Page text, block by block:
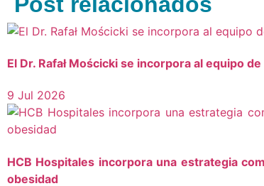
El Dr. Rafał Mościcki se incorpora al equipo
9 Jul 2026
HCB Hospitales incorpora una estrategia
obesidad